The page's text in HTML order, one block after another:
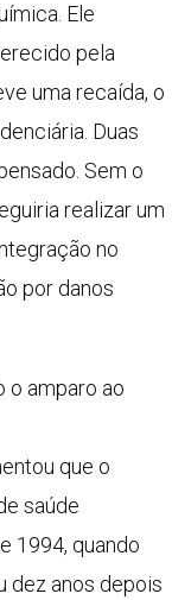
Ele
pela
uma recaída, o
Duas
Sem o
realizar um
no
por danos
o amparo ao
que o
saúde
1994, quando
dez anos depois